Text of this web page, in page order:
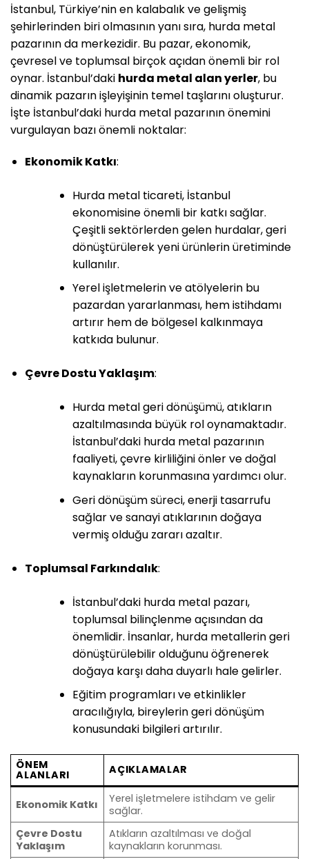
İstanbul, Türkiye’nin en kalabalık ve gelişmiş
şehirlerinden biri olmasının yanı sıra, hurda metal
pazarının da merkezidir. Bu pazar, ekonomik,
çevresel ve toplumsal birçok açıdan önemli bir rol
oynar. İstanbul’daki hurda metal alan yerler, bu
dinamik pazarın işleyişinin temel taşlarını oluşturur.
İşte İstanbul’daki hurda metal pazarının önemini
vurgulayan bazı önemli noktalar:
Ekonomik Katkı:
Hurda metal ticareti, İstanbul
ekonomisine önemli bir katkı sağlar.
Çeşitli sektörlerden gelen hurdalar, geri
dönüştürülerek yeni ürünlerin üretiminde
kullanılır.
Yerel işletmelerin ve atölyelerin bu
pazardan yararlanması, hem istihdamı
artırır hem de bölgesel kalkınmaya
katkıda bulunur.
Çevre Dostu Yaklaşım:
Hurda metal geri dönüşümü, atıkların
azaltılmasında büyük rol oynamaktadır.
İstanbul’daki hurda metal pazarının
faaliyeti, çevre kirliliğini önler ve doğal
kaynakların korunmasına yardımcı olur.
Geri dönüşüm süreci, enerji tasarrufu
sağlar ve sanayi atıklarının doğaya
vermiş olduğu zararı azaltır.
Toplumsal Farkındalık:
İstanbul’daki hurda metal pazarı,
toplumsal bilinçlenme açısından da
önemlidir. İnsanlar, hurda metallerin geri
dönüştürülebilir olduğunu öğrenerek
doğaya karşı daha duyarlı hale gelirler.
Eğitim programları ve etkinlikler
aracılığıyla, bireylerin geri dönüşüm
konusundaki bilgileri artırılır.
ÖNEM
ALANLARI AÇIKLAMALAR
Ekonomik Katkı
Yerel işletmelere istihdam ve gelir
sağlar.
Çevre Dostu
Yaklaşım
Atıkların azaltılması ve doğal
kaynakların korunması.